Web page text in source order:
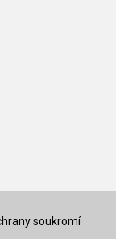
soukromí